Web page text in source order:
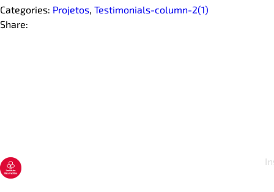
Categories: Projetos, Testimonials-column-2(1)
Share: